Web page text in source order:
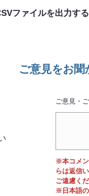
ファイルを出力する
ご意見をお聞
ご意見・
※本コメン
らは返信
ご遠慮くだ
※日本語の